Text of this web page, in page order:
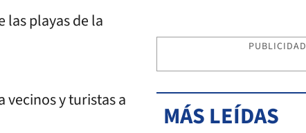
las playas de la
vecinos y turistas a
PUBLICIDAD
MÁS LEÍDAS